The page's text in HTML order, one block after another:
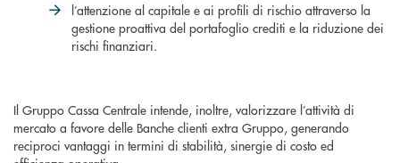
l’attenzione al capitale e ai profili di rischio attraverso la
gestione proattiva del portafoglio crediti e la riduzione dei
rischi finanziari.
Il Gruppo Cassa Centrale intende, inoltre, valorizzare l’attività di
mercato a favore delle Banche clienti extra Gruppo, generando
reciproci vantaggi in termini di stabilità, sinergie di costo ed